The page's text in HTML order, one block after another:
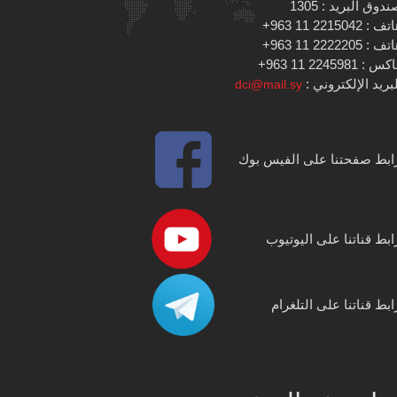
البريد : 1305
: 2215042 11 963+
: 2222205 11 963+
: 2245981 11 963+
الإلكتروني : dci@mail.sy
صفحتنا على الفيس بوك
قناتنا على اليوتيوب
قناتنا على التلغرام